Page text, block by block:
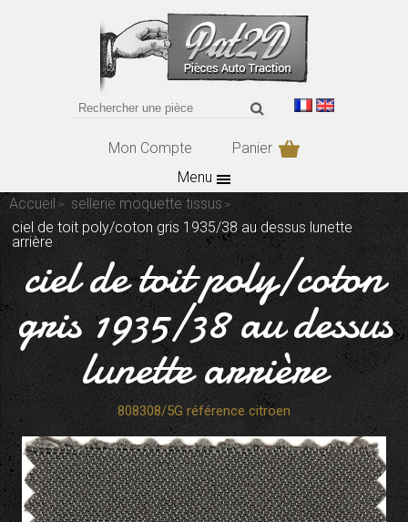
Mon Compte
Panier
Menu
Accueil
sellerie moquette tissus
ciel de toit poly/coton gris 1935/38 au dessus lunette
arrière
ciel de toit poly/coton
gris 1935/38 au dessus
lunette arrière
808308/5G référence citroen